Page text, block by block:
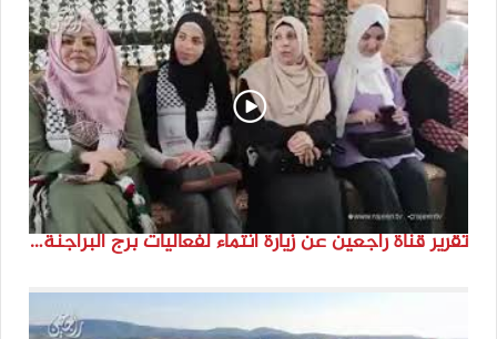
تقرير قناة راجعين عن زيارة انتماء لفعاليات برج البراجنة اعداد جنى شحرور